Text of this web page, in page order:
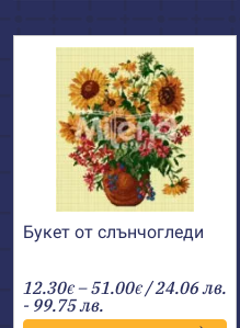
Букет от слънчогледи
12.30€ –51.00€Price
range:
12.30€
/ 24.06 лв.
- 99.75 лв.